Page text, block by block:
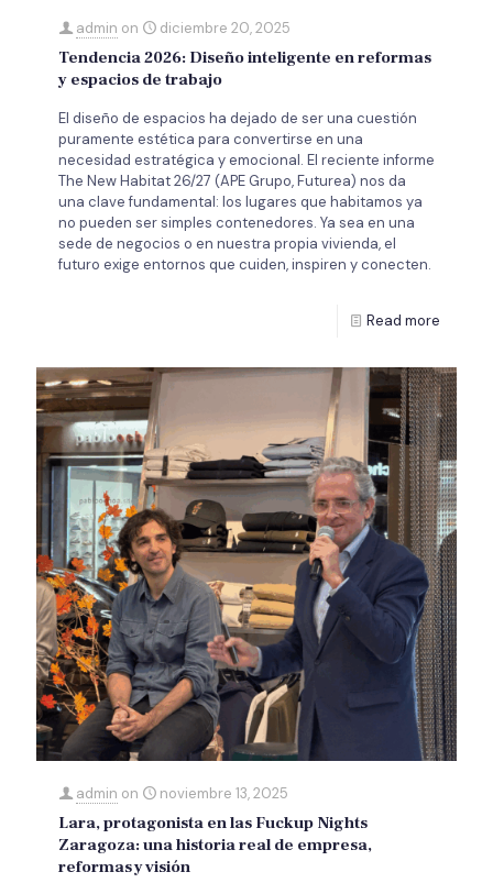
admin on diciembre 20, 2025
Tendencia 2026: Diseño inteligente en reformas
y espacios de trabajo
El diseño de espacios ha dejado de ser una cuestión
puramente estética para convertirse en una
necesidad estratégica y emocional. El reciente informe
The New Habitat 26/27 (APE Grupo, Futurea) nos da
una clave fundamental: los lugares que habitamos ya
no pueden ser simples contenedores. Ya sea en una
sede de negocios o en nuestra propia vivienda, el
futuro exige entornos que cuiden, inspiren y conecten.
Read more
admin on noviembre 13, 2025
Lara, protagonista en las Fuckup Nights
Zaragoza: una historia real de empresa,
reformas y visión